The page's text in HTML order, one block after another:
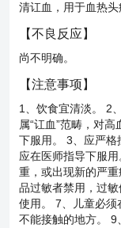
清讧血，用于血热头
【不良反应 】
尚不明确。
【注意事项 】
1、饮食宜清淡。 2
属“讧血”范畴，对
下服用。 3、应严
应在医师指导下服
重，或出现新的严
品过敏者禁用，过
使用。 7、儿童必
不能接触的地方。 9